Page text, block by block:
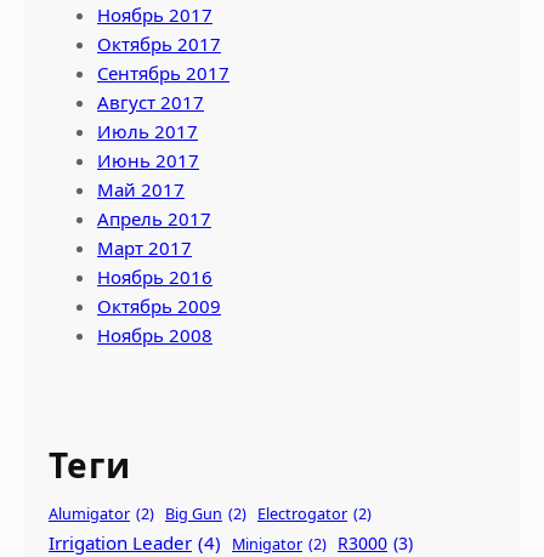
Ноябрь 2017
Октябрь 2017
Сентябрь 2017
Август 2017
Июль 2017
Июнь 2017
Май 2017
Апрель 2017
Март 2017
Ноябрь 2016
Октябрь 2009
Ноябрь 2008
Теги
Alumigator (2) Big Gun (2) Electrogator (2)
Irrigation Leader (4) Minigator (2) R3000 (3)